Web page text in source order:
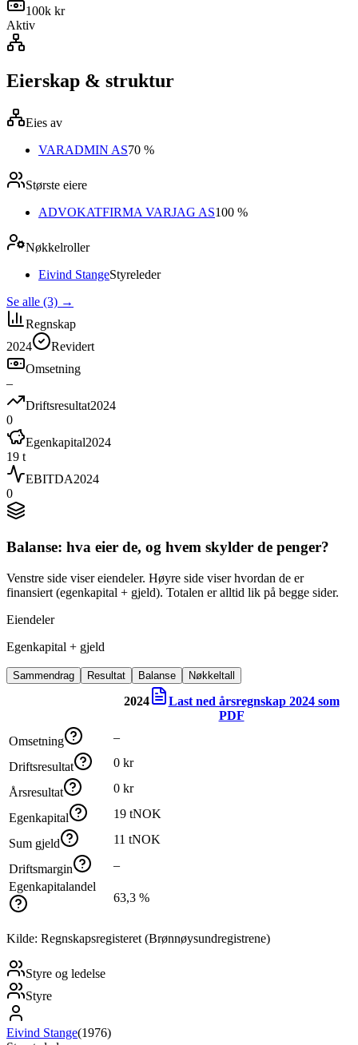
100k kr
Aktiv
Eierskap & struktur
Eies av
VARADMIN AS70 %
Største eiere
ADVOKATFIRMA VARJAG AS100 %
Nøkkelroller
Eivind StangeStyreleder
Se alle (3) →
Regnskap
2024
Revidert
Omsetning
–
Driftsresultat2024
0
Egenkapital2024
19 t
EBITDA2024
0
Balanse: hva eier de, og hvem skylder de penger?
Venstre side viser eiendeler. Høyre side viser hvordan de er
finansiert (egenkapital + gjeld). Totalen er alltid lik på begge sider.
Eiendeler
Egenkapital + gjeld
Sammendrag Resultat Balanse Nøkkeltall
2024 Last ned årsregnskap 2024som
PDF
Omsetning
–
Driftsresultat 0 kr
Årsresultat 0 kr
Egenkapital 19 tNOK
Sum gjeld 11 tNOK
Driftsmargin
–
Egenkapitalandel
63,3 %
Kilde: Regnskapsregisteret (Brønnøysundregistrene)
Styre og ledelse
Styre
Eivind Stange(1976)